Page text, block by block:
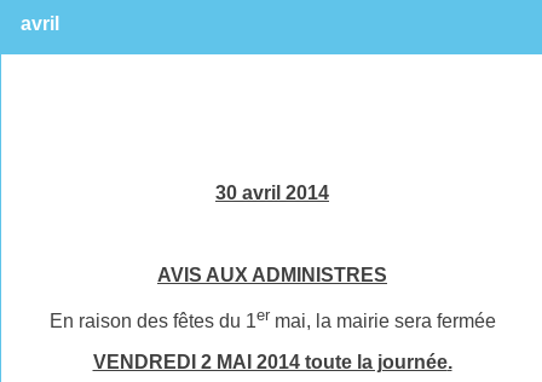
avril
30 avril 2014
AVIS AUX ADMINISTRES
En raison des fêtes du 1er mai, la mairie sera fermée
VENDREDI 2 MAI 2014 toute la journée.